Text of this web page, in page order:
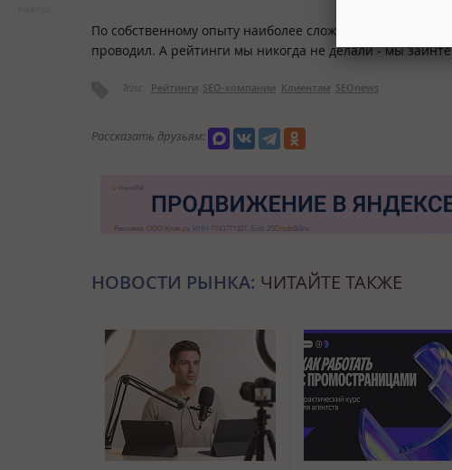
По собственному опыту наиболее сложно было
проводил. А рейтинги мы никогда не делали - мы
Теги: Рейтинги SEO-компании Клиентам SEOnews
Рассказать друзьям:
НОВОСТИ РЫНКА: ЧИТАЙТЕ ТАКЖЕ